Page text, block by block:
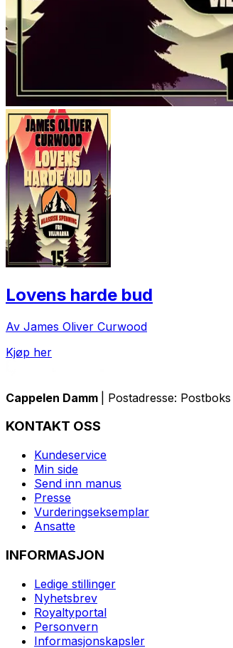
Lovens harde bud
Av James Oliver Curwood
Kjøp her
Cappelen Damm | Postadresse:
KONTAKT OSS
Kundeservice
Min side
Send inn manus
Presse
Vurderingseksemplar
Ansatte
INFORMASJON
Ledige stillinger
Nyhetsbrev
Royaltyportal
Personvern
Informasjonskapsler